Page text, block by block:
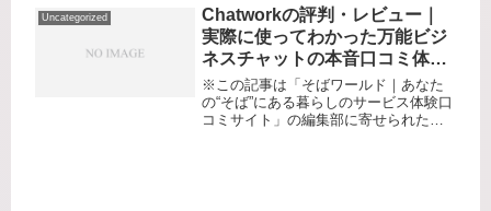
ったことはありませんか？都心暮らし
やセカンドカー需要、突然のお...
Uncategorized
Chatworkの評判・レビュー｜
実際に使ってわかった万能ビジ
ネスチャットの本音口コミ体験
記
※この記事は「そばワールド｜あなた
の“そば”にある暮らしのサービス体験口
コミサイト」の編集部に寄せられた各